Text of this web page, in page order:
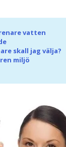
vatten
skall jag välja?
miljö